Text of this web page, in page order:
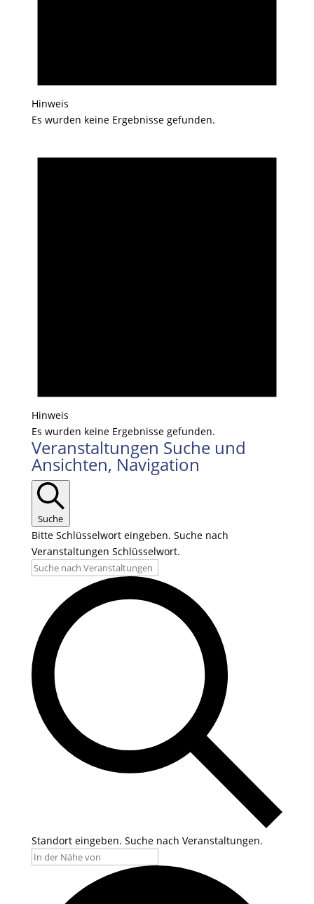
Hinweis
Es wurden keine Ergebnisse gefunden.
Hinweis
Es wurden keine Ergebnisse gefunden.
Veranstaltungen Suche und
Ansichten, Navigation
Suche
Bitte Schlüsselwort eingeben. Suche nach
Veranstaltungen Schlüsselwort.
Standort eingeben. Suche nach Veranstaltungen.